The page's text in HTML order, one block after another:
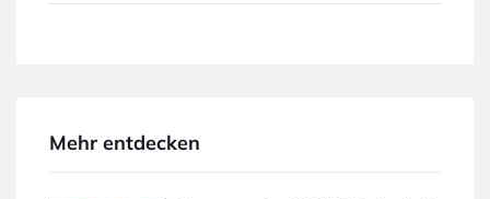
Mehr entdecken